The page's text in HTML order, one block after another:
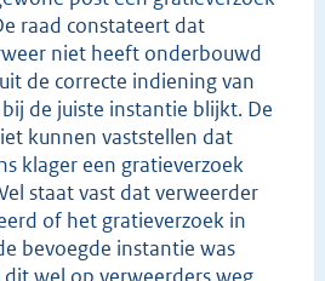
raad constateert dat
niet heeft onderbouwd
de correcte indiening van
de juiste instantie blijkt. De
kunnen vaststellen dat
klager een gratieverzoek
staat vast dat verweerder
of het gratieverzoek in
bevoegde instantie was
wel op verweerders weg